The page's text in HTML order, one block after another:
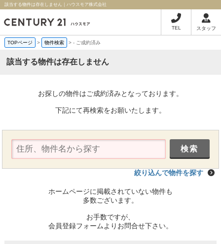
該当する物件は存在しません｜ハウスモア株式会社
TEL スタッフ
TOPページ > 物件検索 >- ご成約済み
該当する物件は存在しません
お探しの物件はご成約済みとなっております。
下記にて再検索をお願いたします。
絞り込んで物件を探す
ホームページに掲載されていない物件も
多数ございます。
お手数ですが、
会員登録フォームよりお問合せ下さい。